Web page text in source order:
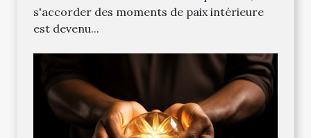
bien-être au quotidien
s'accorder des moments de paix intérieure
est devenu...